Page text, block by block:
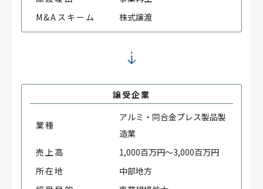
M&Aスキーム
株式譲渡
譲受企業
業種
アルミ・同合金プレス製品製
造業
売上高
1,000百万円～3,000百万円
所在地
中部地方